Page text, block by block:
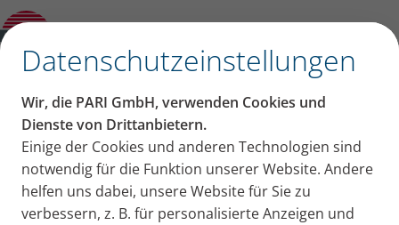
Datenschutzeinstellungen
Wir, die PARI GmbH, verwenden Cookies und
Dienste von Drittanbietern.
Einige der Cookies und anderen Technologien sind
notwendig für die Funktion unserer Website. Andere
helfen uns dabei, unsere Website für Sie zu
verbessern, z. B. für personalisierte Anzeigen und
Produktberater